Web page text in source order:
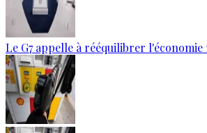
Le G7 appelle à rééquilibrer